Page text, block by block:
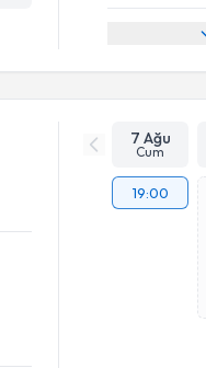
7 Ağu
Cum
19:00